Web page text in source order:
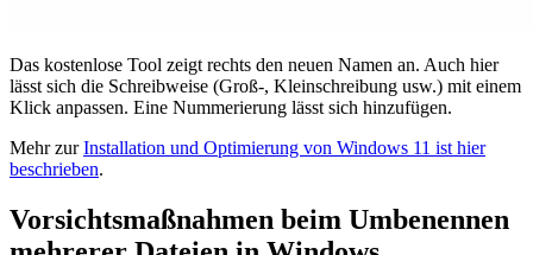
Das kostenlose Tool zeigt rechts den neuen Namen an. Auch hier
lässt sich die Schreibweise (Groß-, Kleinschreibung usw.) mit einem
Klick anpassen. Eine Nummerierung lässt sich hinzufügen.
Mehr zurInstallation und Optimierung von Windows 11 ist hier
beschrieben.
Vorsichtsmaßnahmen beim Umbenennen